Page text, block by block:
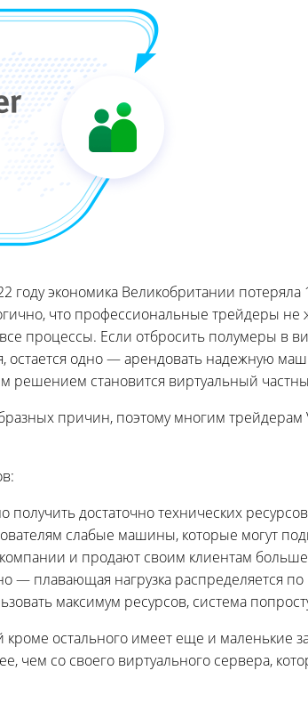
экономика Великобритании потеряла
что профессиональные трейдеры не
процессы. Если отбросить полумеры в
одно — арендовать надежную
решением становится виртуальный
причин, поэтому многим трейдерам
получить достаточно технических
слабые машины, которые могут
и продают своим клиентам
— плавающая нагрузка распределяется по
максимум ресурсов, система
кроме остального имеет еще и маленькие
чем со своего виртуального сервера,